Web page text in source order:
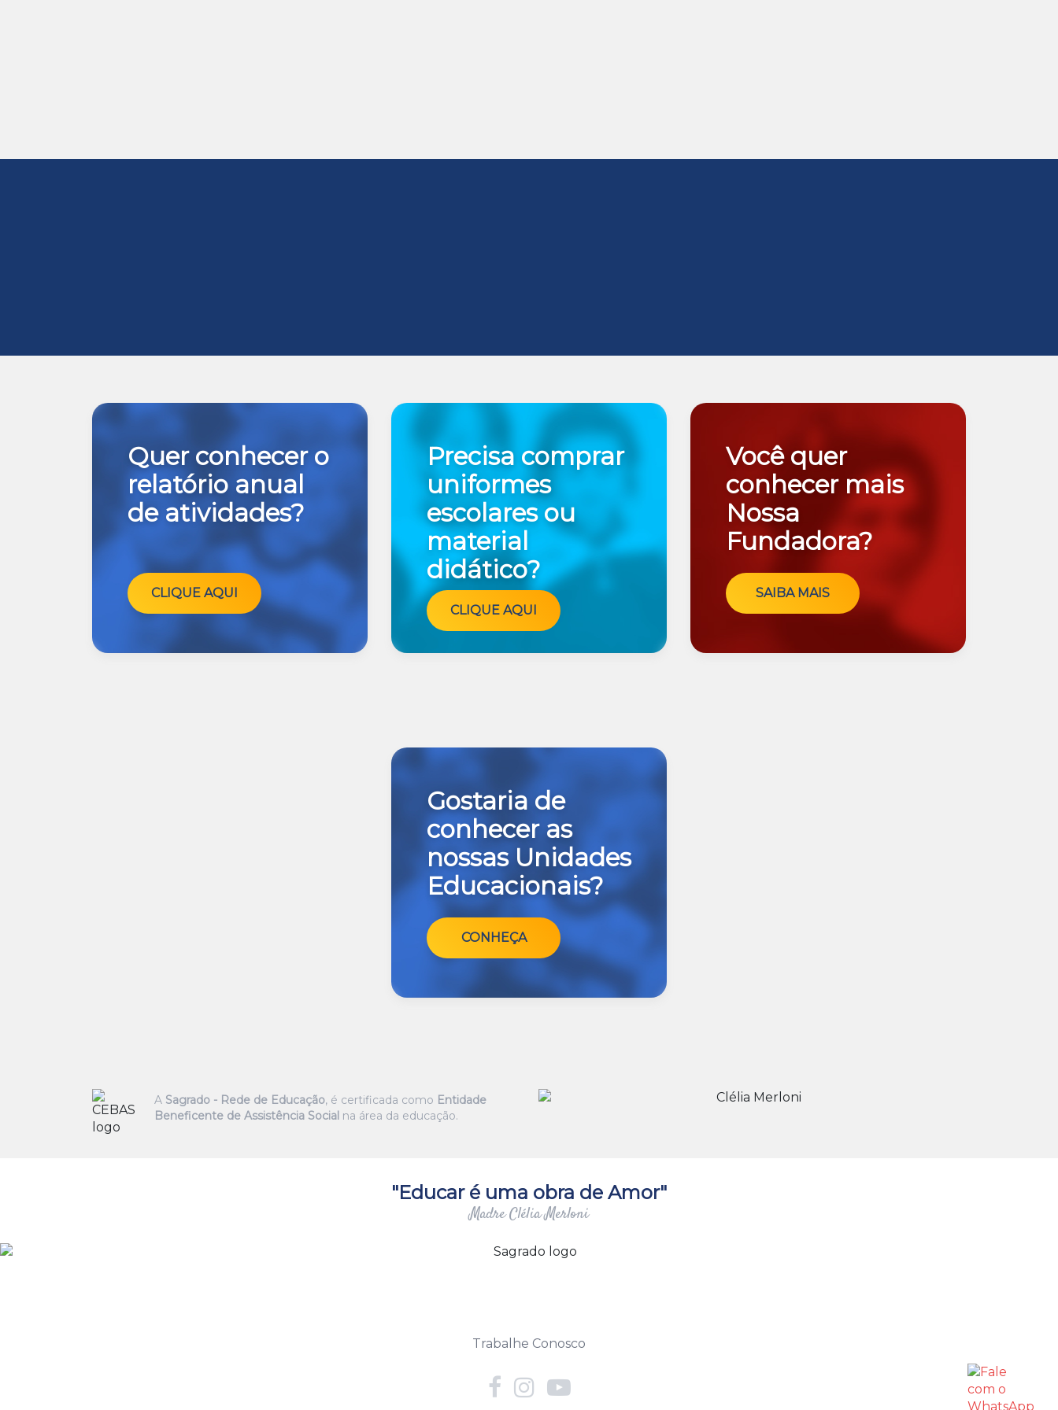
Quer conhecer o
relatório anual
de atividades?
CLIQUE AQUI
Precisa comprar
uniformes
escolares ou
material
didático?
CLIQUE AQUI
Você quer
conhecer mais
Nossa
Fundadora?
SAIBA MAIS
Gostaria de
conhecer as
nossas Unidades
Educacionais?
CONHEÇA
A Sagrado - Rede de Educação, é certificada como Entidade
Beneficente de Assistência Social na área da educação.
"Educar é uma obra de Amor"
Madre Clélia Merloni
Trabalhe Conosco